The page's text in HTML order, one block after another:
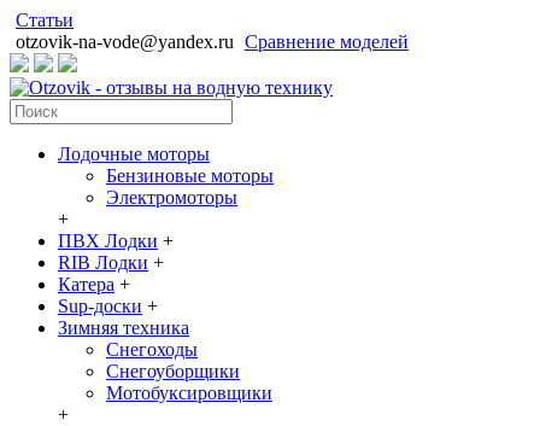
Статьи
otzovik-na-vode@yandex.ru Сравнение моделей
Лодочные моторы
Бензиновые моторы
Электромоторы
+
ПВХ Лодки +
RIB Лодки +
Катера +
Sup-доски +
Зимняя техника
Снегоходы
Cнегоуборщики
Мотобуксировщики
+